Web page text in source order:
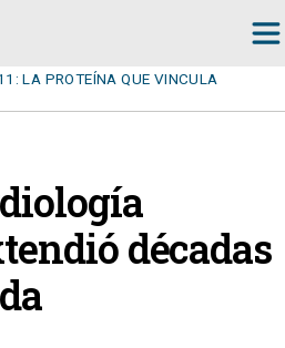
LA PROTEÍNA QUE VINCULA
décadas